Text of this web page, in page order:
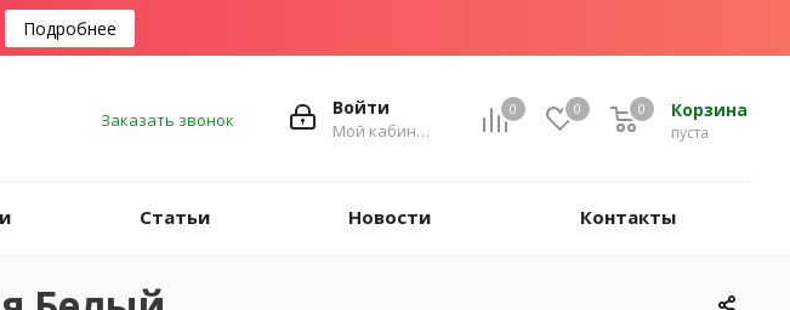
Подробнее
0 0 Корзина
пуста
0
Войти
Мой кабинет
Заказать звонок
Статьи Новости Контакты